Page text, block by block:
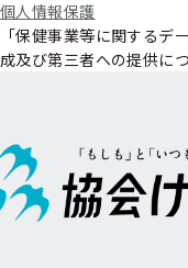
個人情報保護
「保健事業等に関する
成及び第三者への提供に